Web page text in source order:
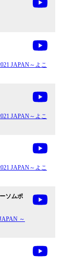
JAPAN～よこ
JAPAN～よこ
JAPAN～よこ
ソムポ
～